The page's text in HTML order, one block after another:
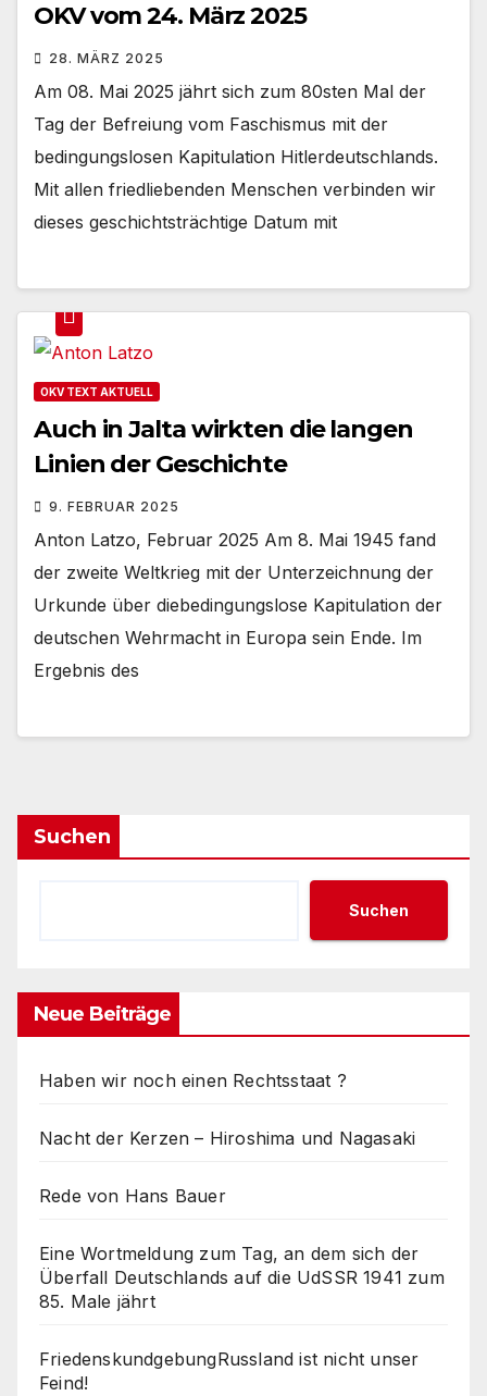
OKV vom 24. März 2025
28. MÄRZ 2025
Am 08. Mai 2025 jährt sich zum 80sten Mal der
Tag der Befreiung vom Faschismus mit der
bedingungslosen Kapitulation Hitlerdeutschlands.
Mit allen friedliebenden Menschen verbinden wir
dieses geschichtsträchtige Datum mit
OKV TEXT AKTUELL
Auch in Jalta wirkten die langen
Linien der Geschichte
9. FEBRUAR 2025
Anton Latzo, Februar 2025 Am 8. Mai 1945 fand
der zweite Weltkrieg mit der Unterzeichnung der
Urkunde über diebedingungslose Kapitulation der
deutschen Wehrmacht in Europa sein Ende. Im
Ergebnis des
Suchen
Suchen
Neue Beiträge
Haben wir noch einen Rechtsstaat ?
Nacht der Kerzen – Hiroshima und Nagasaki
Rede von Hans Bauer
Eine Wortmeldung zum Tag, an dem sich der
Überfall Deutschlands auf die UdSSR 1941 zum
85. Male jährt
FriedenskundgebungRussland ist nicht unser
Feind!